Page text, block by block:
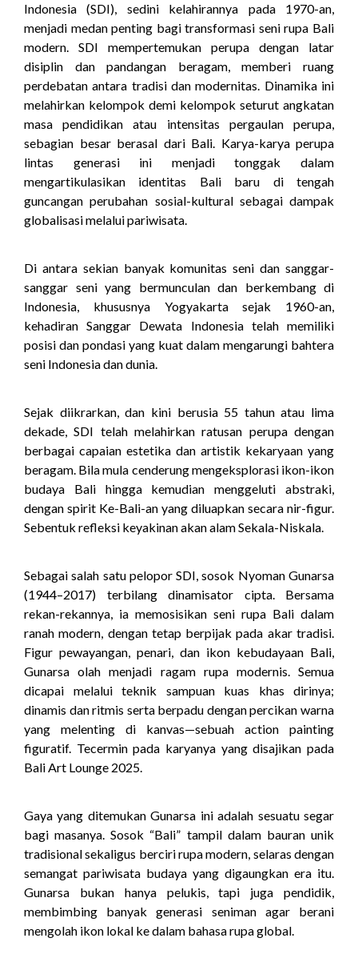
Indonesia (SDI), sedini kelahirannya pada 1970-an,
menjadi medan penting bagi transformasi seni rupa Bali
modern. SDI mempertemukan perupa dengan latar
disiplin dan pandangan beragam, memberi ruang
perdebatan antara tradisi dan modernitas. Dinamika ini
melahirkan kelompok demi kelompok seturut angkatan
masa pendidikan atau intensitas pergaulan perupa,
sebagian besar berasal dari Bali. Karya-karya perupa
lintas generasi ini menjadi tonggak dalam
mengartikulasikan identitas Bali baru di tengah
guncangan perubahan sosial-kultural sebagai dampak
globalisasi melalui pariwisata.
Di antara sekian banyak komunitas seni dan sanggar-
sanggar seni yang bermunculan dan berkembang di
Indonesia, khususnya Yogyakarta sejak 1960-an,
kehadiran Sanggar Dewata Indonesia telah memiliki
posisi dan pondasi yang kuat dalam mengarungi bahtera
seni Indonesia dan dunia.
Sejak diikrarkan, dan kini berusia 55 tahun atau lima
dekade, SDI telah melahirkan ratusan perupa dengan
berbagai capaian estetika dan artistik kekaryaan yang
beragam. Bila mula cenderung mengeksplorasi ikon-ikon
budaya Bali hingga kemudian menggeluti abstraki,
dengan spirit Ke-Bali-an yang diluapkan secara nir-figur.
Sebentuk refleksi keyakinan akan alam Sekala-Niskala.
Sebagai salah satu pelopor SDI, sosok Nyoman Gunarsa
(1944–2017) terbilang dinamisator cipta. Bersama
rekan-rekannya, ia memosisikan seni rupa Bali dalam
ranah modern, dengan tetap berpijak pada akar tradisi.
Figur pewayangan, penari, dan ikon kebudayaan Bali,
Gunarsa olah menjadi ragam rupa modernis. Semua
dicapai melalui teknik sampuan kuas khas dirinya;
dinamis dan ritmis serta berpadu dengan percikan warna
yang melenting di kanvas—sebuah action painting
figuratif. Tecermin pada karyanya yang disajikan pada
Bali Art Lounge 2025.
Gaya yang ditemukan Gunarsa ini adalah sesuatu segar
bagi masanya. Sosok “Bali” tampil dalam bauran unik
tradisional sekaligus berciri rupa modern, selaras dengan
semangat pariwisata budaya yang digaungkan era itu.
Gunarsa bukan hanya pelukis, tapi juga pendidik,
membimbing banyak generasi seniman agar berani
mengolah ikon lokal ke dalam bahasa rupa global.